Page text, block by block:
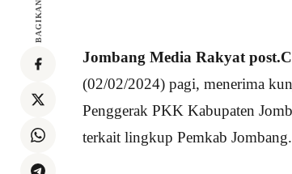
BAGIKAN
Jombang Media Rakyat
(02/02/2024) pagi, menerima
Penggerak PKK Kabupaten
terkait lingkup Pemkab Jombang.